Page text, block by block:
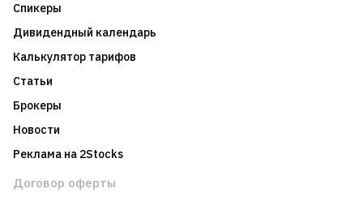
Спикеры
Дивидендный календарь
Калькулятор тарифов
Статьи
Брокеры
Новости
Реклама на 2Stocks
Договор оферты